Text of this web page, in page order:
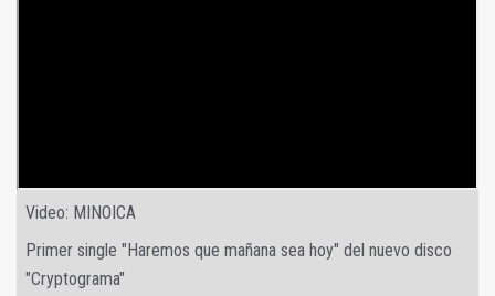
Video: MINOICA
Primer single "Haremos que mañana sea hoy" del nuevo disco
"Cryptograma"